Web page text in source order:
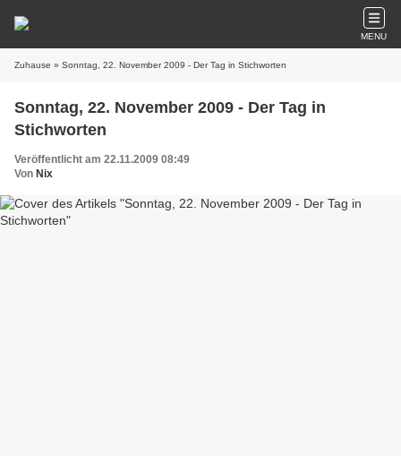
MENU
Zuhause » Sonntag, 22. November 2009 - Der Tag in Stichworten
Sonntag, 22. November 2009 - Der Tag in
Stichworten
Veröffentlicht am 22.11.2009 08:49
Von Nix